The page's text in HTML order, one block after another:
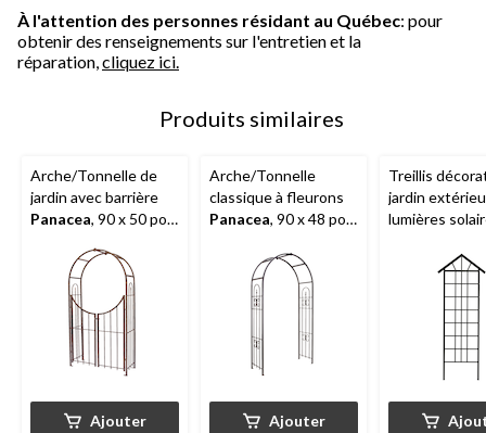
À l'attention des personnes résidant au Québec: pour
obtenir des renseignements sur l'entretien et la
réparation, cliquez ici.
Produits similaires
Arche/Tonnelle de
jardin avec barrière
Panacea, 90 x 50 po,
Ajouter
Arche/Tonnelle
classique à fleurons
Panacea, 90 x 48 po,
Ajouter
Treillis
jardin
lumières